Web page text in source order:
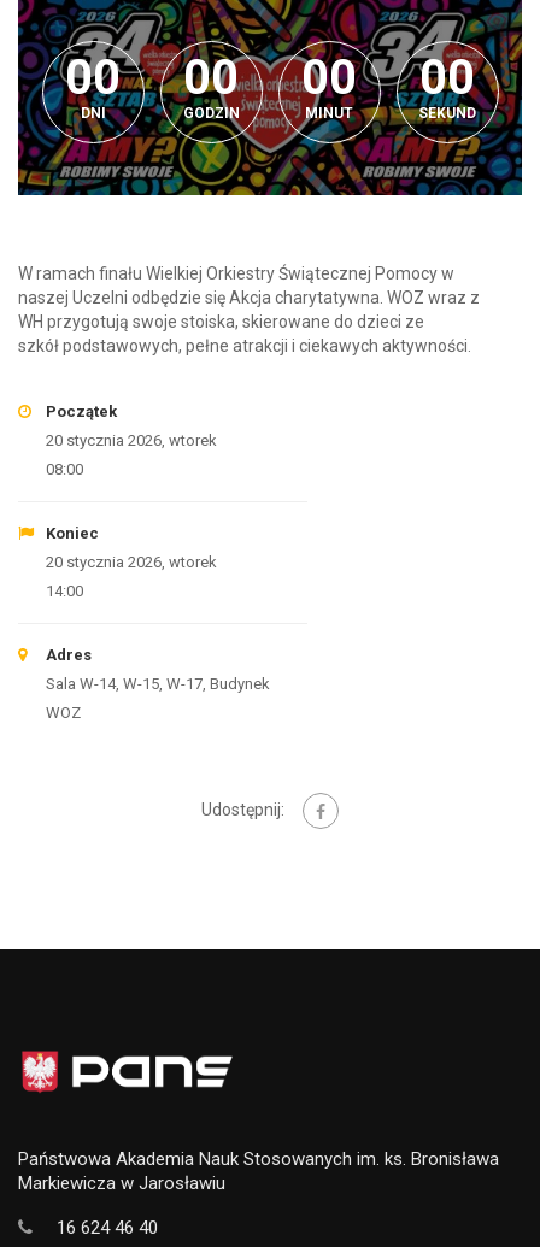
0
00
00
DNI
00
00
GODZIN
00
00
MINUT
00
00
SEKUND
W ramach finału Wielkiej Orkiestry Świątecznej Pomocyw
naszej Uczelni odbędzie sięAkcja charytatywna. WOZ wraz z
WH przygotują swoje stoiska, skierowane do dzieci ze
szkółpodstawowych, pełne atrakcji i ciekawych aktywności.
Początek
20 stycznia 2026, wtorek
08:00
Koniec
20 stycznia 2026, wtorek
14:00
Adres
Sala W-14, W-15, W-17, Budynek
WOZ
Udostępnij:
Państwowa Akademia Nauk Stosowanych im. ks. Bronisława
Markiewicza w Jarosławiu
16 624 46 40